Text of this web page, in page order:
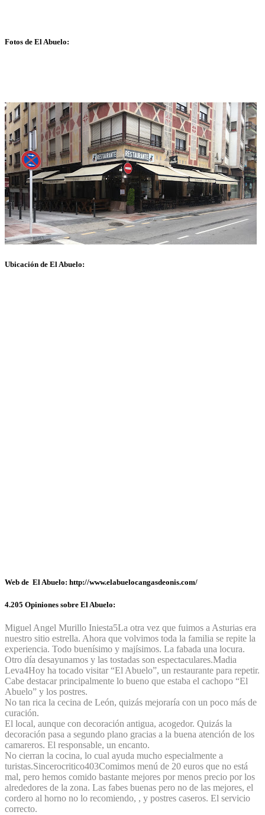
Fotos de El Abuelo:
Ubicación de El Abuelo:
Web de El Abuelo: http://www.elabuelocangasdeonis.com/
4.205 Opiniones sobre El Abuelo:
Miguel Angel Murillo Iniesta5La otra vez que fuimos a Asturias era
nuestro sitio estrella. Ahora que volvimos toda la familia se repite la
experiencia. Todo buenísimo y majísimos. La fabada una locura.
Otro día desayunamos y las tostadas son espectaculares.Madia
Leva4Hoy ha tocado visitar “El Abuelo”, un restaurante para repetir.
Cabe destacar principalmente lo bueno que estaba el cachopo “El
Abuelo” y los postres.
No tan rica la cecina de León, quizás mejoraría con un poco más de
curación.
El local, aunque con decoración antigua, acogedor. Quizás la
decoración pasa a segundo plano gracias a la buena atención de los
camareros. El responsable, un encanto.
No cierran la cocina, lo cual ayuda mucho especialmente a
turistas.Sincerocritico403Comimos menú de 20 euros que no está
mal, pero hemos comido bastante mejores por menos precio por los
alrededores de la zona. Las fabes buenas pero no de las mejores, el
cordero al horno no lo recomiendo, , y postres caseros. El servicio
correcto.